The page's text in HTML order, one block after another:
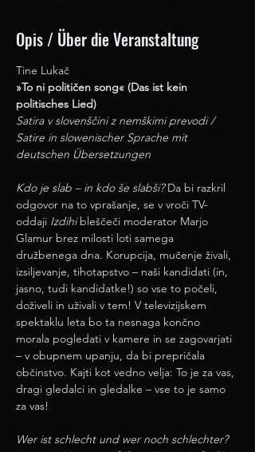
Opis / Über die Veranstaltung
Tine Lukač
»To ni političen song« (Das ist kein
politisches Lied)
Satira v slovenščini z nemškimi prevodi /
Satire in slowenischer Sprache mit
deutschen Übersetzungen
Kdo je slab – in kdo še slabši? Da bi razkril
odgovor na to vprašanje, se v vroči TV-
oddaji Izdihi bleščeči moderator Marjo
Glamur brez milosti loti samega
družbenega dna. Korupcija, mučenje živali,
izsiljevanje, tihotapstvo – naši kandidati (in,
jasno, tudi kandidatke!) so vse to počeli,
doživeli in uživali v tem! V televizijskem
spektaklu leta bo ta nesnaga končno
morala pogledati v kamere in se zagovarjati
– v obupnem upanju, da bi prepričala
občinstvo. Kajti kot vedno velja: To je za vas,
dragi gledalci in gledalke – vse to je samo
za vas!
Wer ist schlecht und wer noch schlechter?